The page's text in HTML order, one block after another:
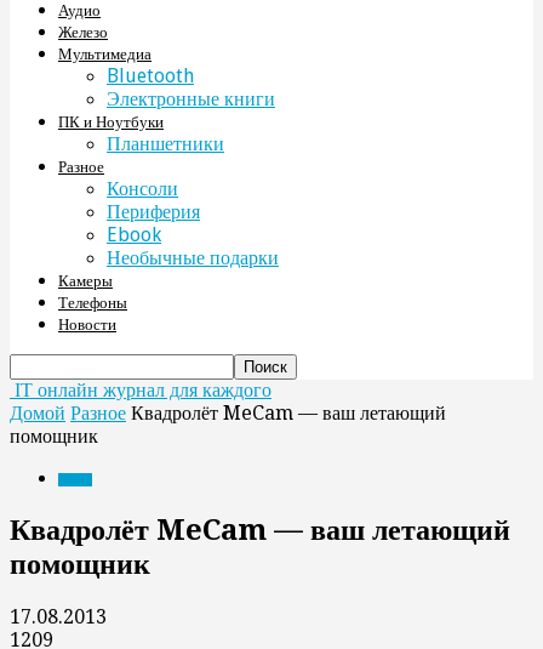
Аудио
Железо
Мультимедиа
Bluetooth
Электронные книги
ПК и Ноутбуки
Планшетники
Разное
Консоли
Периферия
Ebook
Необычные подарки
Камеры
Телефоны
Новости
IT онлайн журнал для каждого
Домой Разное Квадролёт MeCam — ваш летающий
помощник
Квадролёт MeCam — ваш летающий
помощник
17.08.2013
1209